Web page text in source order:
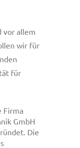
vor allem
wir für
für
Firma
GmbH
Die